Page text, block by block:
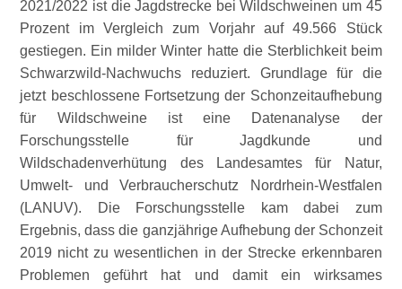
2021/2022 ist die Jagdstrecke bei Wildschweinen um 45
Prozent im Vergleich zum Vorjahr auf 49.566 Stück
gestiegen. Ein milder Winter hatte die Sterblichkeit beim
Schwarzwild-Nachwuchs reduziert. Grundlage für die
jetzt beschlossene Fortsetzung der Schonzeitaufhebung
für Wildschweine ist eine Datenanalyse der
Forschungsstelle für Jagdkunde und
Wildschadenverhütung des Landesamtes für Natur,
Umwelt- und Verbraucherschutz Nordrhein-Westfalen
(LANUV). Die Forschungsstelle kam dabei zum
Ergebnis, dass die ganzjährige Aufhebung der Schonzeit
2019 nicht zu wesentlichen in der Strecke erkennbaren
Problemen geführt hat und damit ein wirksames